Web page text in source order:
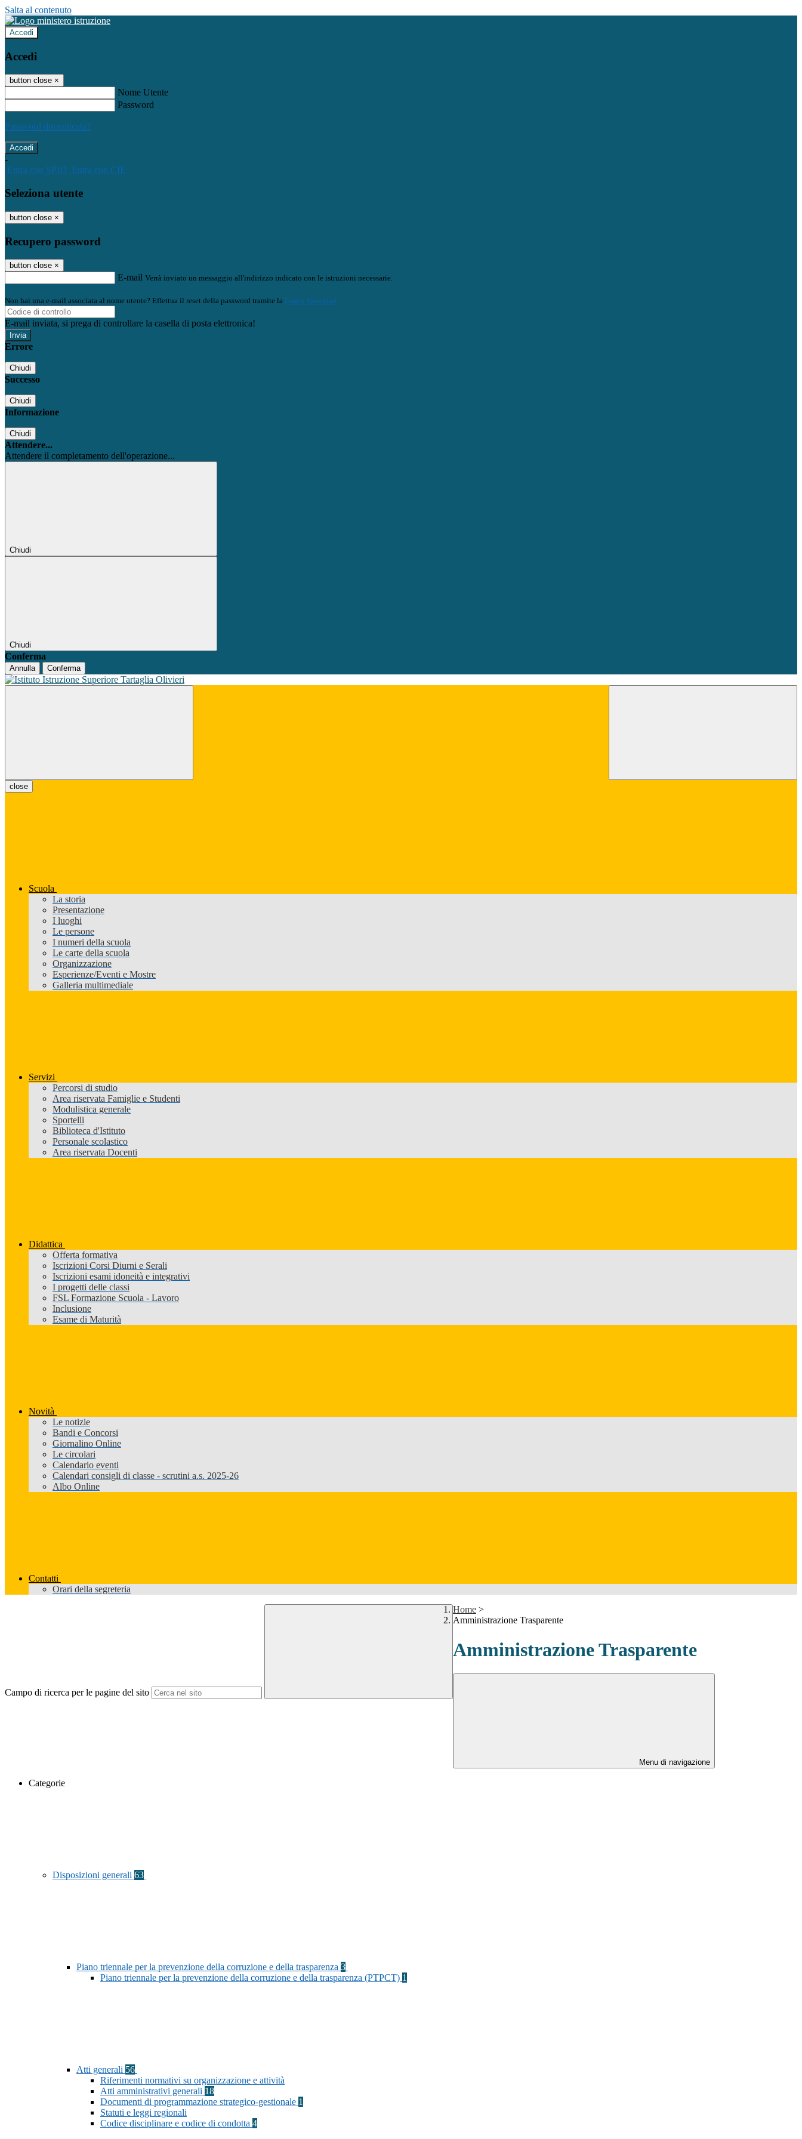
Salta al contenuto
Accedi
Accedi
button close ×
Nome Utente
Password
Password dimenticata?
-
Entra con SPID Entra con CIE
Seleziona utente
button close ×
Recupero password
button close ×
E-mail Verrà inviato un messaggio all'indirizzo indicato con le istruzioni necessarie.
Non hai una e-mail associata al nome utente? Effettua il reset della password tramite la Login Spaggiari
E-mail inviata, si prega di controllare la casella di posta elettronica!
Errore
Chiudi
Successo
Chiudi
Informazione
Chiudi
Attendere...
Attendere il completamento dell'operazione...
Chiudi
Chiudi
Conferma
Annulla Conferma
close
Scuola
La storia
Presentazione
I luoghi
Le persone
I numeri della scuola
Le carte della scuola
Organizzazione
Esperienze/Eventi e Mostre
Galleria multimediale
Servizi
Percorsi di studio
Area riservata Famiglie e Studenti
Modulistica generale
Sportelli
Biblioteca d'Istituto
Personale scolastico
Area riservata Docenti
Didattica
Offerta formativa
Iscrizioni Corsi Diurni e Serali
Iscrizioni esami idoneità e integrativi
I progetti delle classi
FSL Formazione Scuola - Lavoro
Inclusione
Esame di Maturità
Novità
Le notizie
Bandi e Concorsi
Giornalino Online
Le circolari
Calendario eventi
Calendari consigli di classe - scrutini a.s. 2025-26
Albo Online
Contatti
Orari della segreteria
Campo di ricerca per le pagine del sito
Home >
Amministrazione Trasparente
Amministrazione Trasparente
Menu di navigazione
Categorie
Disposizioni generali 63
Piano triennale per la prevenzione della corruzione e della trasparenza 3
Piano triennale per la prevenzione della corruzione e della trasparenza (PTPCT) 1
Atti generali 56
Riferimenti normativi su organizzazione e attività
Atti amministrativi generali 18
Documenti di programmazione strategico-gestionale 1
Statuti e leggi regionali
Codice disciplinare e codice di condotta 4